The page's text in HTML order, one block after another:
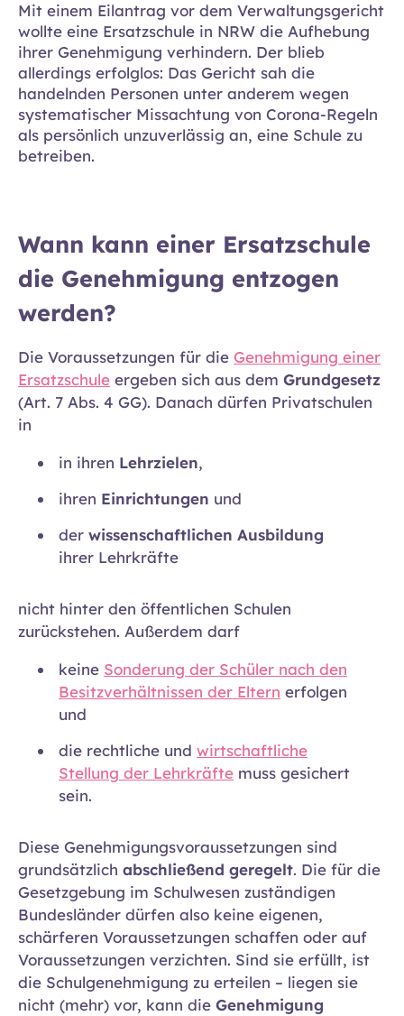
Mit einem Eilantrag vor dem Verwaltungsgericht
wollte eine Ersatzschule in NRW die Aufhebung
ihrer Genehmigung verhindern. Der blieb
allerdings erfolglos: Das Gericht sah die
handelnden Personen unter anderem wegen
systematischer Missachtung von Corona-Regeln
als persönlich unzuverlässig an, eine Schule zu
betreiben.
Wann kann einer Ersatzschule
die Genehmigung entzogen
werden?
Die Voraussetzungen für die Genehmigung einer
Ersatzschule ergeben sich aus dem Grundgesetz
(Art. 7 Abs. 4 GG). Danach dürfen Privatschulen
in
in ihren Lehrzielen,
ihren Einrichtungen und
der wissenschaftlichen Ausbildung
ihrer Lehrkräfte
nicht hinter den öffentlichen Schulen
zurückstehen. Außerdem darf
keine Sonderung der Schüler nach den
Besitzverhältnissen der Eltern erfolgen
und
die rechtliche und wirtschaftliche
Stellung der Lehrkräfte muss gesichert
sein.
Diese Genehmigungsvoraussetzungen sind
grundsätzlich abschließend geregelt. Die für die
Gesetzgebung im Schulwesen zuständigen
Bundesländer dürfen also keine eigenen,
schärferen Voraussetzungen schaffen oder auf
Voraussetzungen verzichten. Sind sie erfüllt, ist
die Schulgenehmigung zu erteilen – liegen sie
nicht (mehr) vor, kann die Genehmigung